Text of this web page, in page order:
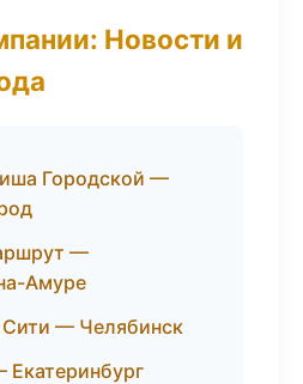
Новости и
Городской —
—
Амуре
Сити — Челябинск